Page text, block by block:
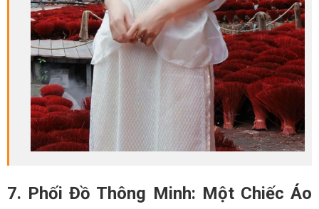
7. Phối Đồ Thông Minh: Một Chiếc Áo